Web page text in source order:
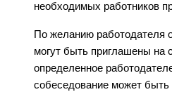
необходимых работников
По желанию работодателя
могут быть приглашены на
определенное
собеседование может быть